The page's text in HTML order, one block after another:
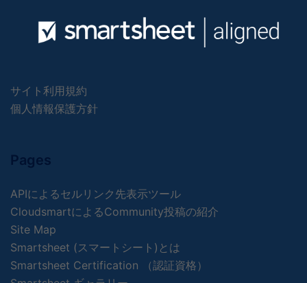
サイト利用規約
個人情報保護方針
Pages
APIによるセルリンク先表示ツール
CloudsmartによるCommunity投稿の紹介
Site Map
Smartsheet (スマートシート)とは
Smartsheet Certification （認証資格）